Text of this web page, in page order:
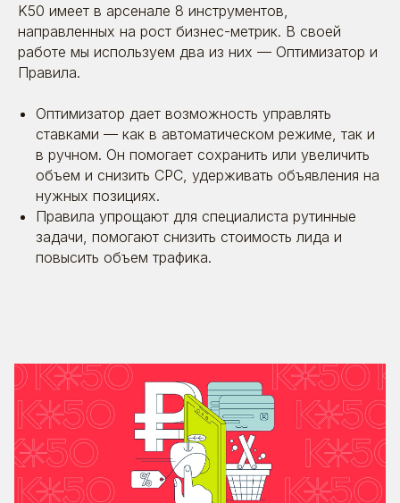
K50 имеет в арсенале 8 инструментов,
направленных на рост бизнес-метрик. В своей
работе мы используем два из них — Оптимизатор и
Правила.
Оптимизатор дает возможность управлять
ставками — как в автоматическом режиме, так и
в ручном. Он помогает сохранить или увеличить
объем и снизить CPC, удерживать объявления на
нужных позициях.
Правила упрощают для специалиста рутинные
задачи, помогают снизить стоимость лида и
повысить объем трафика.